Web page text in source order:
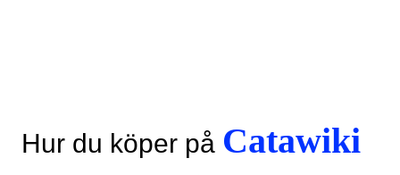
Hur du köper på Catawiki